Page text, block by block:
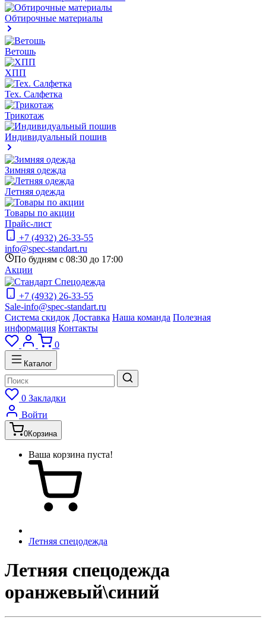
Обтирочные материалы
Ветошь
ХПП
Тех. Салфетка
Трикотаж
Индивидуальный пошив
Зимняя одежда
Летняя одежда
Товары по акции
Прайс-лист
+7 (4932) 26-33-55
info@spec-standart.ru
По будням с 08:30 до 17:00
Акции
+7 (4932) 26-33-55
Sale-info@spec-standart.ru
Система скидок Доставка Наша команда Полезная
информация Контакты
0
Каталог
0 Закладки
Войти
0Корзина
Ваша корзина пуста!
Летняя спецодежда
Летняя спецодежда
оранжевый\синий